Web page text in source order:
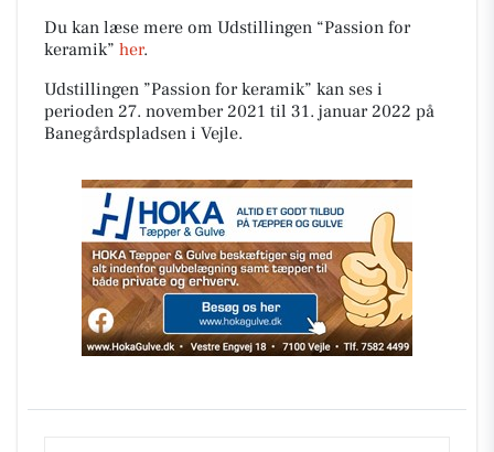
Du kan læse mere om Udstillingen “Passion for
keramik” her.
Udstillingen ”Passion for keramik” kan ses i
perioden 27. november 2021 til 31. januar 2022 på
Banegårdspladsen i Vejle.